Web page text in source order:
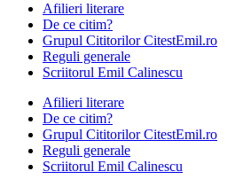
Afilieri literare
De ce citim?
Grupul Cititorilor CitestEmil.ro
Reguli generale
Scriitorul Emil Calinescu
Afilieri literare
De ce citim?
Grupul Cititorilor CitestEmil.ro
Reguli generale
Scriitorul Emil Calinescu